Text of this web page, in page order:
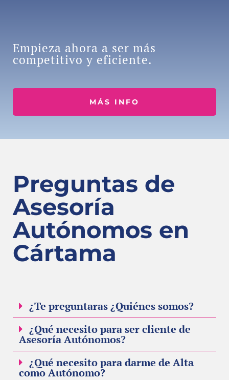
Empieza ahora a ser más
competitivo y eficiente.
MÁS INFO
Preguntas de
Asesoría
Autónomos en
Cártama
¿Te preguntaras ¿Quiénes somos?
¿Qué necesito para ser cliente de
Asesoría Autónomos?
¿Qué necesito para darme de Alta
como Autónomo?